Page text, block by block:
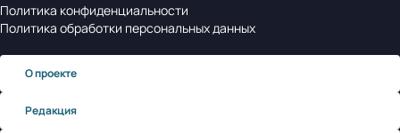
Политика конфиденциальности
Политика обработки персональных данных
О проекте
Редакция